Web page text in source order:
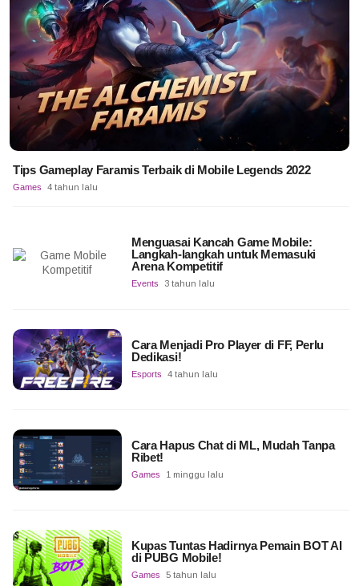
Tips Gameplay Faramis Terbaik di Mobile Legends 2022
Games 4 tahun lalu
Menguasai Kancah Game Mobile:
Langkah-langkah untuk Memasuki
Arena Kompetitif
Events 3 tahun lalu
Cara Menjadi Pro Player di FF, Perlu
Dedikasi!
Esports 4 tahun lalu
Cara Hapus Chat di ML, Mudah Tanpa
Ribet!
Games 1 minggu lalu
Kupas Tuntas Hadirnya Pemain BOT AI
di PUBG Mobile!
Games 5 tahun lalu